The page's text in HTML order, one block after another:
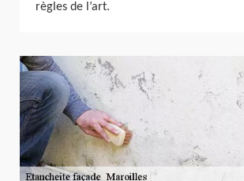
règles de l’art.